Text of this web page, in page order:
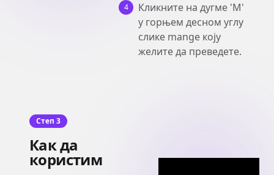
4
Кликните на дугме 'M'
у горњем десном углу
слике mange коју
желите да преведете.
Степ 3
Как да
користим